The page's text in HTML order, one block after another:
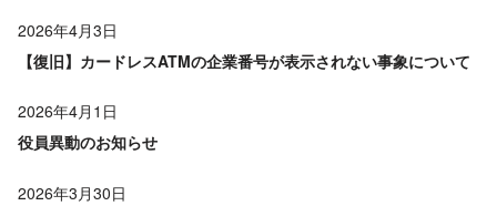
2026年4月3日
【復旧】カードレスATMの企業番号が表示されない事象について
2026年4月1日
役員異動のお知らせ
2026年3月30日